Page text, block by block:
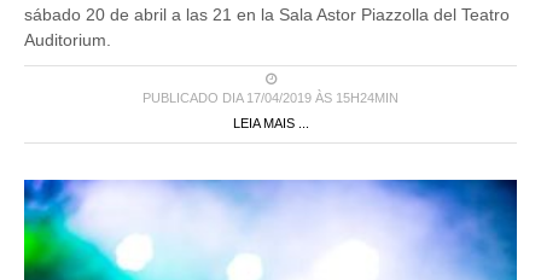
sábado 20 de abril a las 21 en la Sala Astor Piazzolla del Teatro
Auditorium.
PUBLICADO DIA 17/04/2019 ÀS 15H24MIN
LEIA MAIS ...